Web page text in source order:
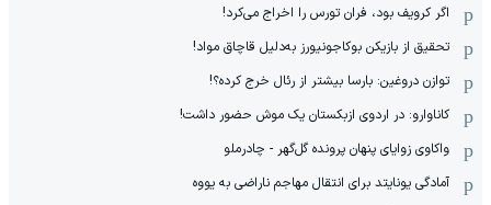
اگر کرویف بود، فران تورس را اخراج می‌کرد!
تحقیق از بازیکن بوکاجونیورز به‌دلیل قاچاق مواد!
توازن دروغین: بارسا بیشتر از رئال خرج کرده؟!
کاناوارو: در اردوی ازبکستان یک موش حضور داشت!
واکاوی زوایای پنهان پرونده گل‌گهر - چادرملو
آمادگی یونایتد برای انتقال مهاجم ناراضی به یووه